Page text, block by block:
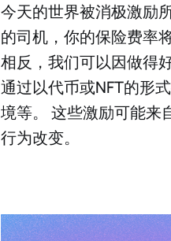
今天的世界被消极激励
的司机，你的保险费率
相反，我们可以因做得
通过以代币或NFT的形
境等。 这些激励可能来
行为改变。